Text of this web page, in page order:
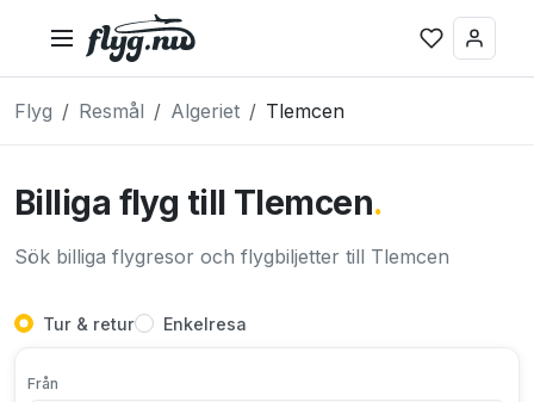
Flyg Resmål Algeriet Tlemcen
Billiga flyg till Tlemcen.
Sök billiga flygresor och flygbiljetter till Tlemcen
Tur & retur Enkelresa
Från